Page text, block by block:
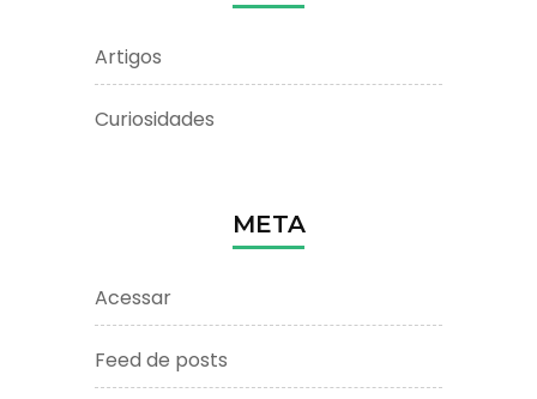
Artigos
Curiosidades
META
Acessar
Feed de posts